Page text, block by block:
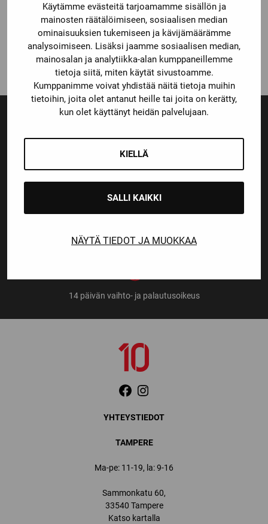
Käytämme evästeitä tarjoamamme sisällön ja
mainosten räätälöimiseen, sosiaalisen median
ominaisuuksien tukemiseen ja kävijämäärämme
analysoimiseen. Lisäksi jaamme sosiaalisen median,
mainosalan ja analytiikka-alan kumppaneillemme
tietoja siitä, miten käytät sivustoamme.
Kumppanimme voivat yhdistää näitä tietoja muihin
tietoihin, joita olet antanut heille tai joita on kerätty,
kun olet käyttänyt heidän palvelujaan.
KIELLÄ
SALLI KAIKKI
NÄYTÄ TIEDOT JA MUOKKAA
Bauer
BAUER SUPREME 1S 17
HARTIASUOJAT
49,90€
14 päivän vaihto- ja palautusoikeus
YHTEYSTIEDOT
TAMPERE
Ma-pe: 11-19, la: 9-16
Sammonkatu 60,
33540 Tampere
Katso kartalla